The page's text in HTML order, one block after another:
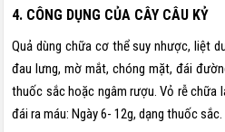
4. CÔNG DỤNG CỦA CÂY CÂU KỶ
Quả dùng chữa cơ thể suy nhược, liệt
đau lưng, mờ mắt, chóng mặt, đái
thuốc sắc hoặc ngâm rượu. Vỏ rễ chữa
đái ra máu: Ngày 6- 12g, dạng thuốc sắc.